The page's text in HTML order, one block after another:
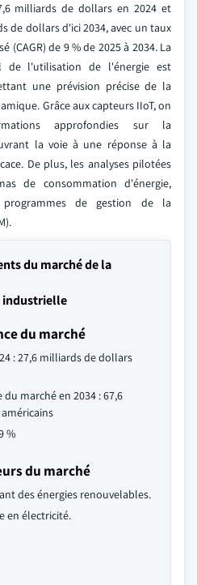
milliards de dollars en 2024 et
de dollars d'ici 2034, avec un taux
(CAGR) de 9 % de 2025 à 2034. La
de l'utilisation de l'énergie est
une prévision précise de la
Grâce aux capteurs IIoT, on
approfondies sur la
la voie à une réponse à la
De plus, les analyses pilotées
de consommation d'énergie,
programmes de gestion de la
du marché de la
industrielle
du marché
: 27,6 milliards de dollars
marché en 2034 : 67,6
%
du marché
des énergies renouvelables.
en électricité.